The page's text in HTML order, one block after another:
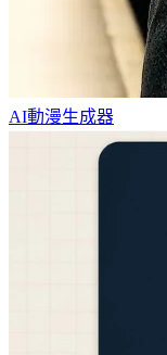
AI動漫生成器